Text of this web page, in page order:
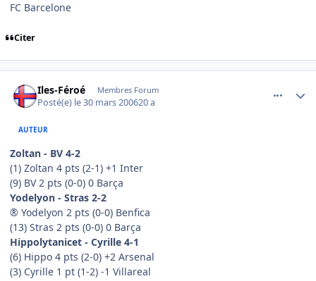
FC Barcelone
Citer
Iles-Féroé Membres Forum
Posté(e) le 30 mars 200620 a
AUTEUR
Zoltan - BV 4-2
(1) Zoltan 4 pts (2-1) +1 Inter
(9) BV 2 pts (0-0) 0 Barça
Yodelyon - Stras 2-2
® Yodelyon 2 pts (0-0) Benfica
(13) Stras 2 pts (0-0) 0 Barça
Hippolytanicet - Cyrille 4-1
(6) Hippo 4 pts (2-0) +2 Arsenal
(3) Cyrille 1 pt (1-2) -1 Villareal